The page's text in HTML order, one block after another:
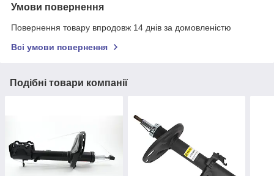
Умови повернення
Повернення товару впродовж 14 днів за домовленістю
Всі умови повернення
Подібні товари компанії